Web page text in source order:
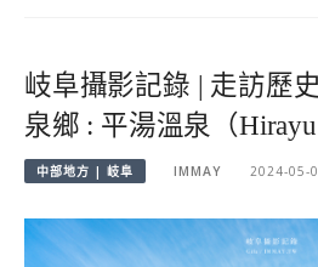
岐阜攝影記錄 | 走訪歷
泉鄉 : 平湯溫泉（Hirayu
中部地方 | 岐阜 IMMAY 2024-05-